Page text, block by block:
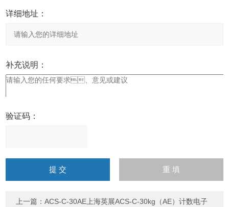
详细地址：
补充说明：
验证码：
字），如：三加四=7
上一篇：ACS-C-30AE上海英展ACS-C-30kg（AE）计数电子